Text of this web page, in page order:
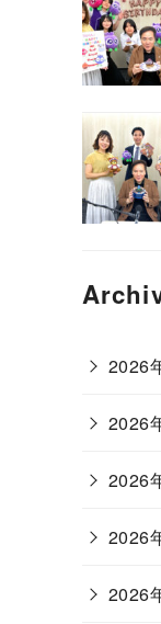
2026
2026
2026
2026
2026